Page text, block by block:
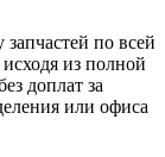
по всей
из полной
доплат за
или офиса